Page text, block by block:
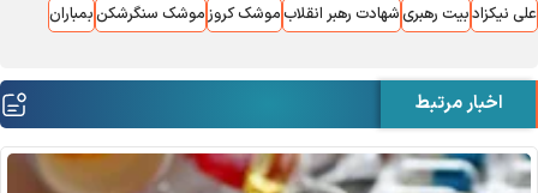
علی نیکزادبیت رهبریشهادت رهبر انقلابموشک کروز موشک سنگرشکنبمباران
اخبار مرتبط